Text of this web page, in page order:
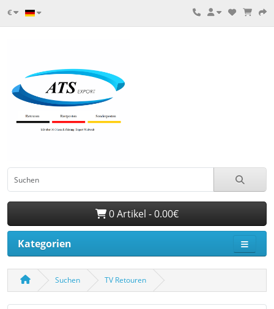
€
0 Artikel - 0.00€
Kategorien
Suchen TV Retouren